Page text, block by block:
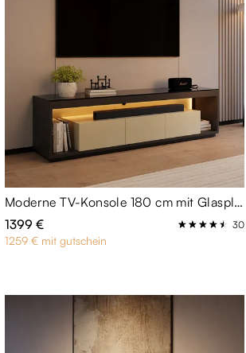
Moderne TV-Konsole 180 cm mit Glasplatte
1399 €
30
1259 € mit gutschein